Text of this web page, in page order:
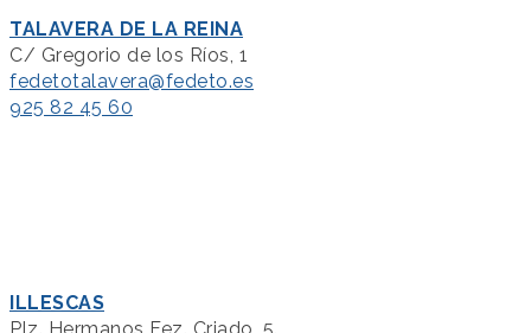
TALAVERA DE LA REINA
C/ Gregorio de los Ríos, 1
fedetotalavera@fedeto.es
925 82 45 60
ILLESCAS